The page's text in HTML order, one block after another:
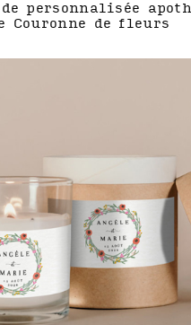
de personnalisée
Couronne de fleurs